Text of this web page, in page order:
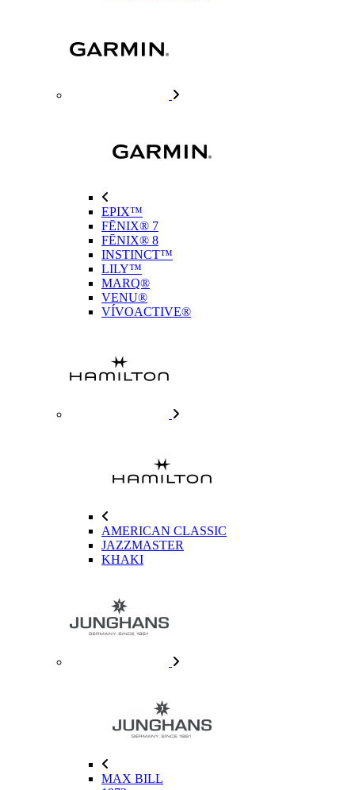
EPIX™
FĒNIX® 7
FĒNIX® 8
INSTINCT™
LILY™
MARQ®
VENU®
VÍVOACTIVE®
AMERICAN CLASSIC
JAZZMASTER
KHAKI
MAX BILL